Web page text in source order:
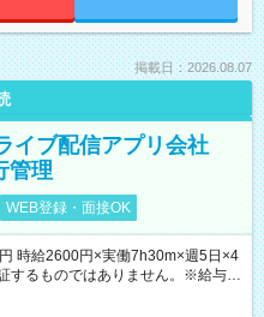
掲載日：2026.08.07
イブ配信アプリ会社
管理
WEB登録・面接OK
時給2600円×実働7h30m×週5日×4
するものではありません。※給与即
条件有）